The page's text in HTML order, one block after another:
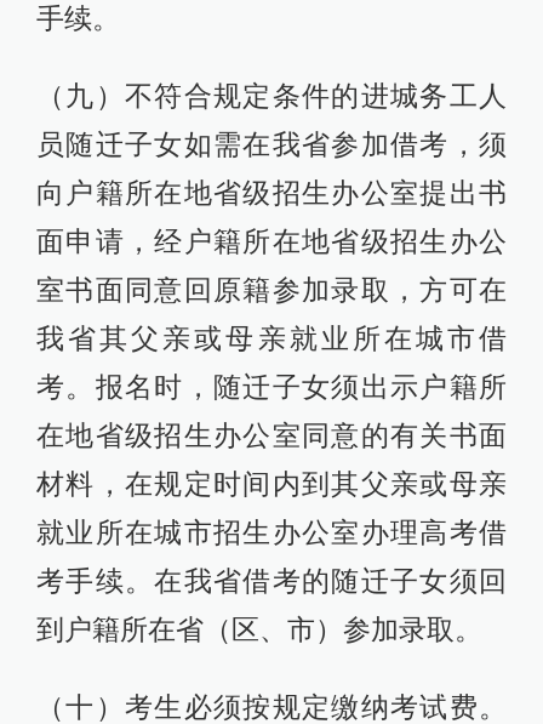
手续。
（九）不符合规定条件的进城务工人
员随迁子女如需在我省参加借考，须
向户籍所在地省级招生办公室提出书
面申请，经户籍所在地省级招生办公
室书面同意回原籍参加录取，方可在
我省其父亲或母亲就业所在城市借
考。报名时，随迁子女须出示户籍所
在地省级招生办公室同意的有关书面
材料，在规定时间内到其父亲或母亲
就业所在城市招生办公室办理高考借
考手续。在我省借考的随迁子女须回
到户籍所在省（区、市）参加录取。
（十）考生必须按规定缴纳考试费。